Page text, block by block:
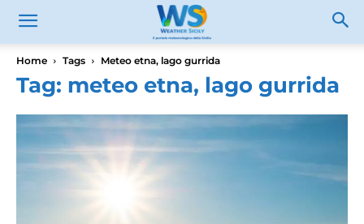
Home Tags Meteo etna, lago gurrida
Tag: meteo etna, lago gurrida